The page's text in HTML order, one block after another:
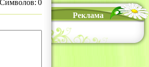
0
Реклама